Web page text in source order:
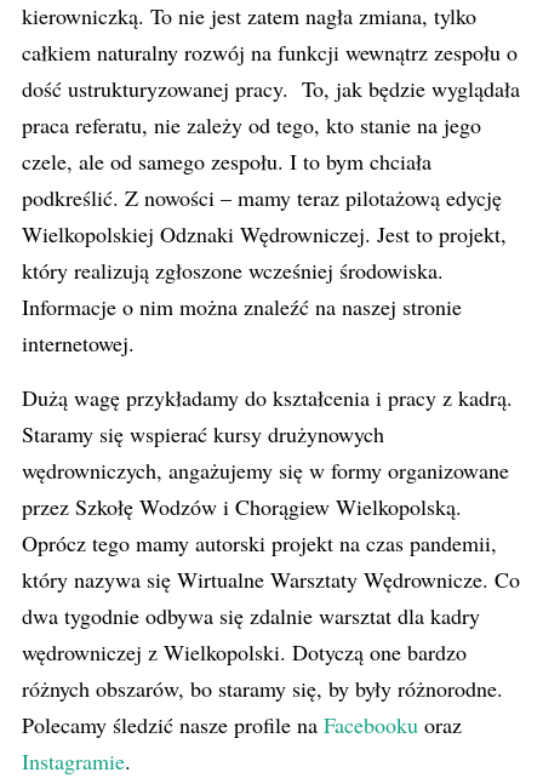
kierowniczką. To nie jest zatem nagła zmiana, tylko
całkiem naturalny rozwój na funkcji wewnątrz zespołu o
dość ustrukturyzowanej pracy. To, jak będzie wyglądała
praca referatu, nie zależy od tego, kto stanie na jego
czele, ale od samego zespołu. I to bym chciała
podkreślić. Z nowości – mamy teraz pilotażową edycję
Wielkopolskiej Odznaki Wędrowniczej. Jest to projekt,
który realizują zgłoszone wcześniej środowiska.
Informacje o nim można znaleźć na naszej stronie
internetowej.
Dużą wagę przykładamy do kształcenia i pracy z kadrą.
Staramy się wspierać kursy drużynowych
wędrowniczych, angażujemy się w formy organizowane
przez Szkołę Wodzów i Chorągiew Wielkopolską.
Oprócz tego mamy autorski projekt na czas pandemii,
który nazywa się Wirtualne Warsztaty Wędrownicze. Co
dwa tygodnie odbywa się zdalnie warsztat dla kadry
wędrowniczej z Wielkopolski. Dotyczą one bardzo
różnych obszarów, bo staramy się, by były różnorodne.
Polecamy śledzić nasze profile na Facebooku oraz
Instagramie.